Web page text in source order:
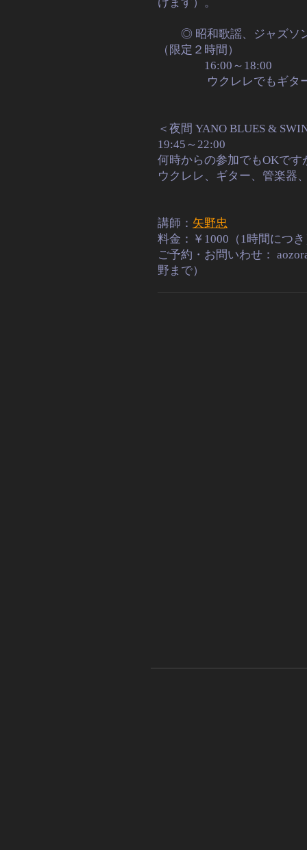
◎ 昭和歌謡、ジャズソ
（限定２時間）
16:00～18:00
ウクレレでもギター
＜夜間 YANO BLUES &
19:45～22:00
何時からの参加でもOKで
ウクレレ、ギター、管楽器
講師： 矢野忠
料金：￥1000（1時間につ
ご予約・お問いわせ：
野まで）